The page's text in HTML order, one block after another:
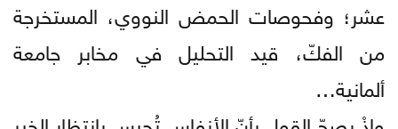
عشر؛ وفحوصات الحمض النووي، المستخرجة
من الفكّ، قيد التحليل في مخابر جامعة
ألمانية…